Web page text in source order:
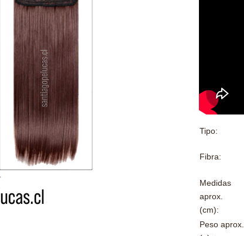
Tipo:
Fibra:
Medidas
aprox.
(cm):
Peso aprox.